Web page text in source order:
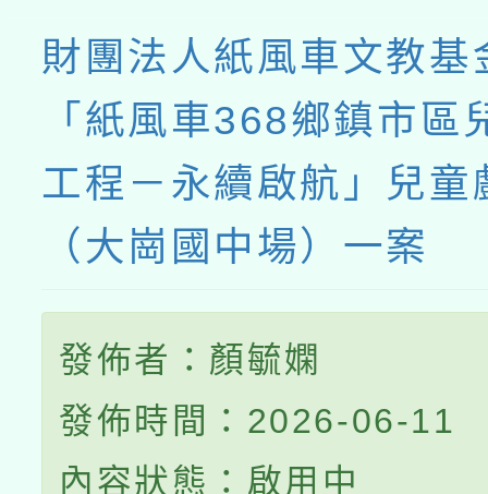
財團法人紙風車文教基
「紙風車368鄉鎮市區
工程－永續啟航」兒童
（大崗國中場）一案
發佈者：顏毓嫻
發佈時間：2026-06-11
內容狀態：啟用中